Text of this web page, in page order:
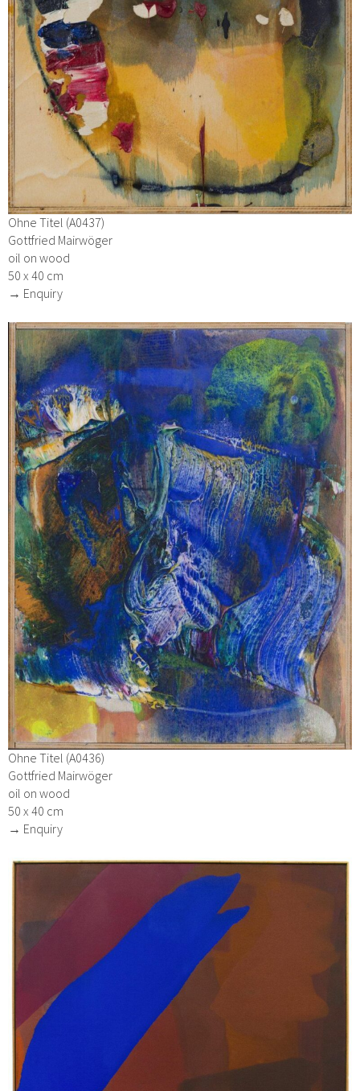
Ohne Titel (A0437)
Gottfried Mairwöger
oil on wood
50 x 40 cm
→ Enquiry
Ohne Titel (A0436)
Gottfried Mairwöger
oil on wood
50 x 40 cm
→ Enquiry